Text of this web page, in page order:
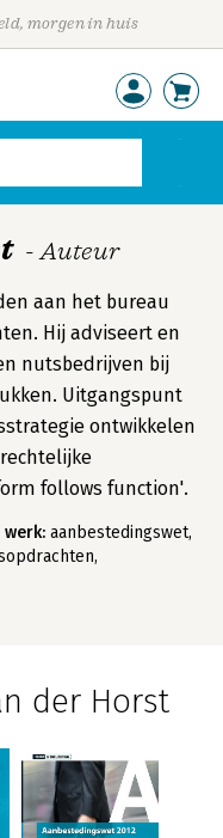
morgen in huis
- Auteur
aan het bureau
Hij adviseert en
nutsbedrijven bij
Uitgangspunt
ontwikkelen
follows function'.
aanbestedingswet,
der Horst